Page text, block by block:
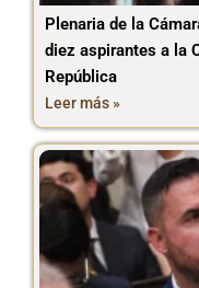
Plenaria de la
diez aspirantes a la
República
Leer más »